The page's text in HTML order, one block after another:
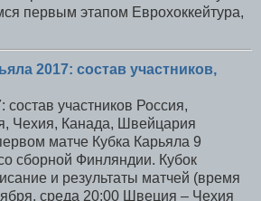
первым этапом Еврохоккейтура,
2017: состав участников,
состав участников Россия,
Чехия, Канада, Швейцария
матче Кубка Карьяла 9
сборной Финляндии. Кубок
и результаты матчей (время
среда 20:00 Швеция – Чехия